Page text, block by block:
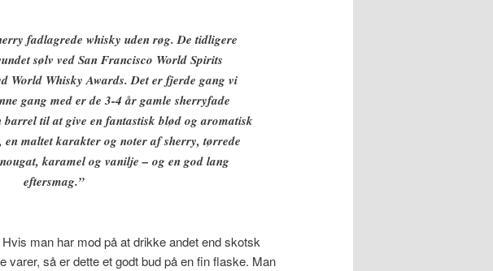
fadlagrede whisky uden røg. De tidligere
sølv ved San Francisco World Spirits
World Whisky Awards. Det er fjerde gang vi
gang med er de 3-4 år gamle sherryfade
til at give en fantastisk blød og aromatisk
en maltet karakter og noter af sherry, tørrede
karamel og vanilje – og en god lang
eftersmag.”
man har mod på at drikke andet end skotsk
varer, så er dette et godt bud på en fin flaske. Man